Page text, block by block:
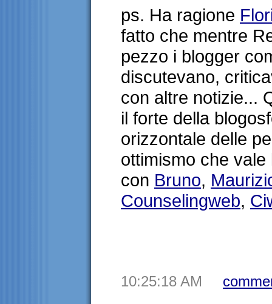
ps. Ha ragione
fatto che mentre
pezzo i blogger
discutevano,
con altre notizie...
il forte della
orizzontale delle
ottimismo che
con Bruno,
Counselingweb,
10:25:18 AM